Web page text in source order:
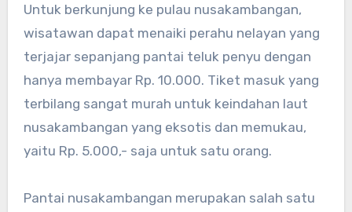
Untuk berkunjung ke pulau nusakambangan,
wisatawan dapat menaiki perahu nelayan yang
terjajar sepanjang pantai teluk penyu dengan
hanya membayar Rp. 10.000. Tiket masuk yang
terbilang sangat murah untuk keindahan laut
nusakambangan yang eksotis dan memukau,
yaitu Rp. 5.000,- saja untuk satu orang.
Pantai nusakambangan merupakan salah satu